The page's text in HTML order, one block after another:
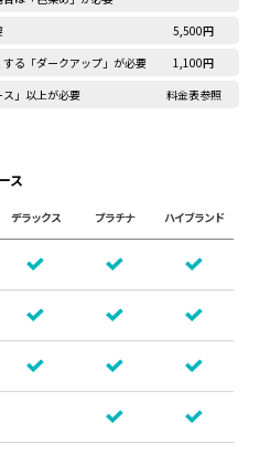
5,500円
る「ダークアップ」が必要
1,100円
ス」以上が必要 料金表参照
ス
デラックス プラチナ ハイブランド